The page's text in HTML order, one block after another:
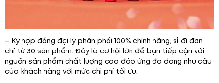
– Ký hợp đồng đại lý phân phối 100% chính hãng, sỉ đi đơn
chỉ từ 30 sản phẩm. Đây là cơ hội lớn để bạn tiếp cận với
nguồn sản phẩm chất lượng cao đáp ứng đa dạng nhu cầu
của khách hàng với mức chi phí tối ưu.